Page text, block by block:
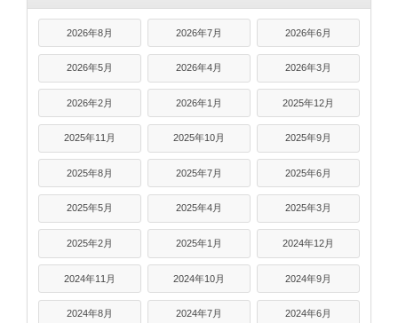
2026年8月 2026年7月 2026年6月
2026年5月 2026年4月 2026年3月
2026年2月 2026年1月 2025年12月
2025年11月 2025年10月 2025年9月
2025年8月 2025年7月 2025年6月
2025年5月 2025年4月 2025年3月
2025年2月 2025年1月 2024年12月
2024年11月 2024年10月 2024年9月
2024年8月 2024年7月 2024年6月